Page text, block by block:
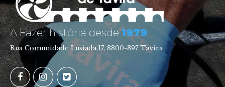
A Fazer história desde1979
Rua Comunidade Lusiada,17, 8800-397 Tavira